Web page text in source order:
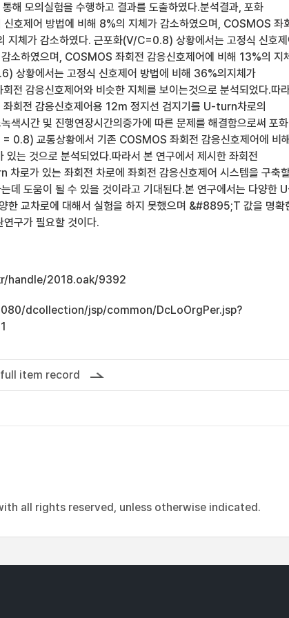
모의실험을 수행하고 결과를 도출하였다.분석결과, 포화
호제어 방법에 비해 8%의 지체가 감소하였으며, COSMOS 좌
지체가 감소하였다. 근포화(V/C=0.8) 상황에서는 고정식 신호제
소하였으며, COSMOS 좌회전 감응신호제어에 비해 13%의 지
상황에서는 고정식 신호제어 방법에 비해 36%의지체가
전 감응신호제어와 비슷한 지체를 보이는것으로 분석되었다.따
회전 감응신호제어용 12m 정지선 검지기를 U-turn차로의
색시간 및 진행연장시간의증가에 따른 문제를 해결함으로써 포화
0.8) 교통상황에서 기존 COSMOS 좌회전 감응신호제어에 비해
있는 것으로 분석되었다.따라서 본 연구에서 제시한 좌회전
차로가 있는 좌회전 차로에 좌회전 감응신호제어 시스템을 구축
데 도움이 될 수 있을 것이라고 기대된다.본 연구에서는 다양한
한 교차로에 대해서 실험을 하지 못했으며 &#8895;T 값을 명확
구가 필요할 것이다.
handle/2018.oak/9392
dcollection/jsp/common/DcLoOrgPer.jsp?
item record
all rights reserved, unless otherwise indicated.